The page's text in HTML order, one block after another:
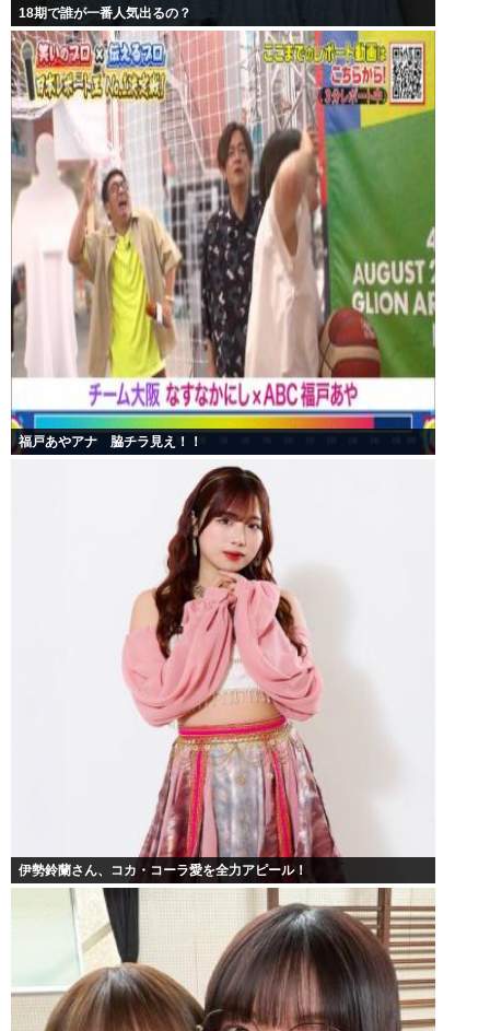
18期で誰が一番人気出るの？
福戸あやアナ 脇チラ見え！！
伊勢鈴蘭さん、コカ・コーラ愛を全力アピール！